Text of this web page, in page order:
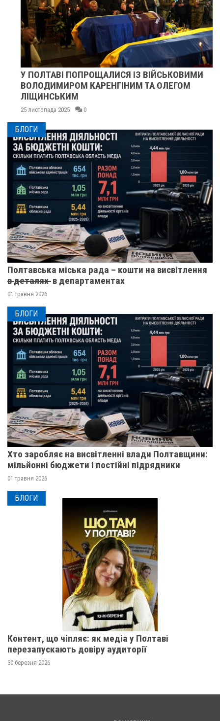
У ПОЛТАВІ ПОПРОЩАЛИСЯ ІЗ ВІЙСЬКОВИМИ
ВОЛОДИМИРОМ КАРЕНГІНИМ ТА ОЛЕГОМ
ЛІЩИНСЬКИМ
25 листопада 2025 0
БЛОГИ
Полтавська міська рада – кошти на висвітлення
в̶ ̶д̶е̶т̶а̶л̶я̶х̶ ̶ в департаментах
01 травня 2026
БЛОГИ
Хто заробляє на висвітленні влади Полтавщини:
мільйонні бюджети і постійні підрядники
01 травня 2026
БЛОГИ
Контент, що чіпляє: як медіа у Полтаві
перезапускають довіру аудиторії
30 березня 2026